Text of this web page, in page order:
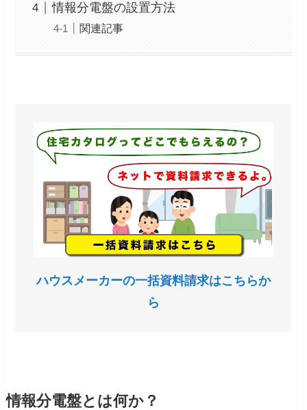
情報分電盤の設置方法
関連記事
ハウスメーカーの一括資料請求はこちらか
ら
情報分電盤とは何か？